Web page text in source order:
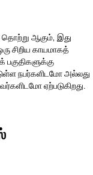
தொற்று ஆகும், இது
சிறிய காயமாகத்
நபர்களிடமோ அல்லது
ஏற்படுகிறது.